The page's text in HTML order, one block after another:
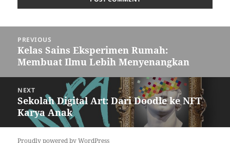
navigation
PREVIOUS
Previous
post:
Kelas Sains Eksperimen Rumah:
Membuat Ilmu Lebih Menyenangkan
NEXT
Next
post:
Sekolah Digital Art: Dari Doodle ke NFT
Karya Anak
Proudly powered by WordPress